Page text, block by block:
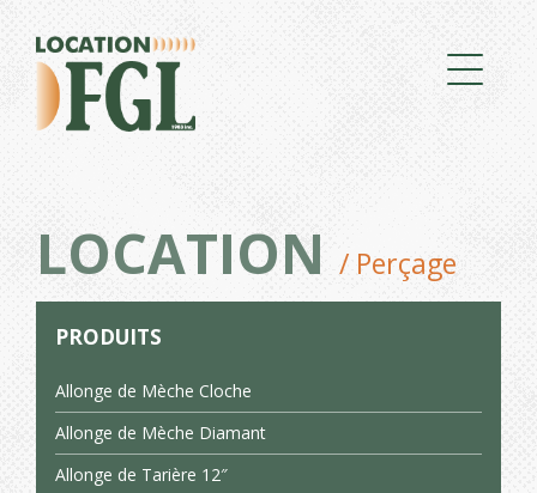
LOCATION / Perçage
PRODUITS
Allonge de Mèche Cloche
Allonge de Mèche Diamant
Allonge de Tarière 12″